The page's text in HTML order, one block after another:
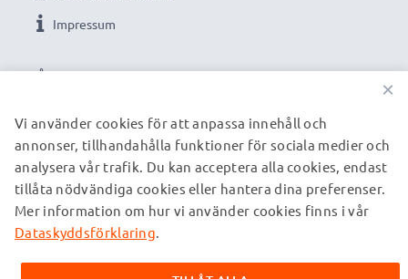
VÅRA BETALNINGSALTERNATIV
Impressum
VÅRA FRAKTPARTNERS
© subtel.se 2026
Alla priser är inklusive moms och exklusive fraktkostnader.
varumärken tillhörande deras ägare och anges på våra
×
Vi använder cookies för att anpassa innehåll och
annonser, tillhandahålla funktioner för sociala medier och
analysera vår trafik. Du kan acceptera alla cookies, endast
tillåta nödvändiga cookies eller hantera dina preferenser.
Mer information om hur vi använder cookies finns i vår
Dataskyddsförklaring.